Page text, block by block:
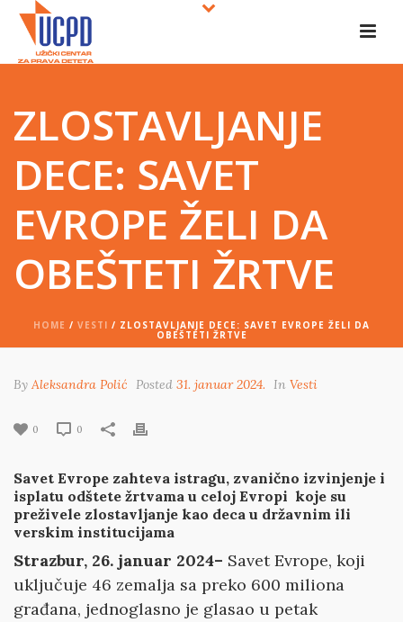
ZLOSTAVLJANJE
DECE: SAVET
EVROPE ŽELI DA
OBEŠTETI ŽRTVE
HOME / VESTI / ZLOSTAVLJANJE DECE: SAVET EVROPE ŽELI DA
OBEŠTETI ŽRTVE
By Aleksandra Polić Posted 31. januar 2024. In Vesti
0 0
Savet Evrope zahteva istragu, zvanično izvinjenje i
isplatu odštete žrtvama u celoj Evropi koje su
preživele zlostavljanje kao deca u državnim ili
verskim institucijama
Strazbur, 26. januar 2024– Savet Evrope, koji
uključuje 46 zemalja sa preko 600 miliona
građana, jednoglasno je glasao u petak